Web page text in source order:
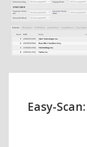
Easy-